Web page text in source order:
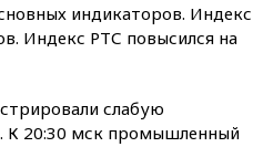
вчера, 22:49 Минпромторг:
РФ
индикаторов. Индекс
Индекс РТС повысился на
слабую
К 20:30 мск промышленный